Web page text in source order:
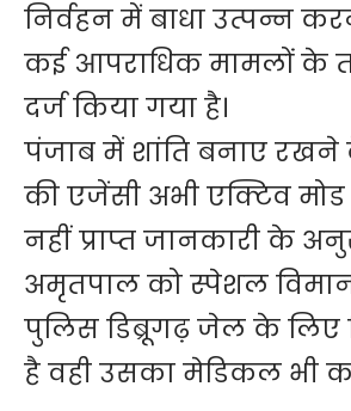
निर्वहन में बाधा उत्पन्न
कई आपराधिक मामलों के
दर्ज किया गया है।
पंजाब में शांति बनाए
की एजेंसी अभी एक्टिव मोड
नहीं प्राप्त जानकारी के
अमृतपाल को स्पेशल
पुलिस डिब्रूगढ़ जेल के
है वही उसका मेडिकल भी